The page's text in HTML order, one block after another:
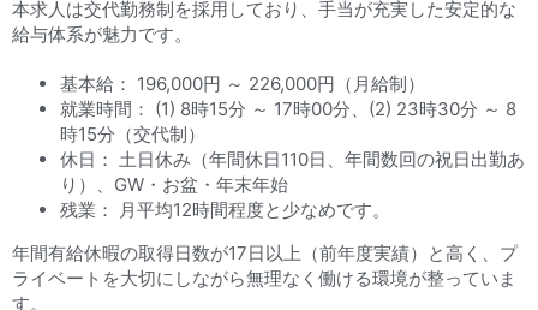
本求人は交代勤務制を採用しており、手当が充実した安定的な
給与体系が魅力です。
基本給： 196,000円 ～ 226,000円（月給制）
就業時間： (1) 8時15分 ～ 17時00分、(2) 23時30分 ～ 8
時15分（交代制）
休日： 土日休み（年間休日110日、年間数回の祝日出勤あ
り）、GW・お盆・年末年始
残業： 月平均12時間程度と少なめです。
年間有給休暇の取得日数が17日以上（前年度実績）と高く、プ
ライベートを大切にしながら無理なく働ける環境が整っていま
す。